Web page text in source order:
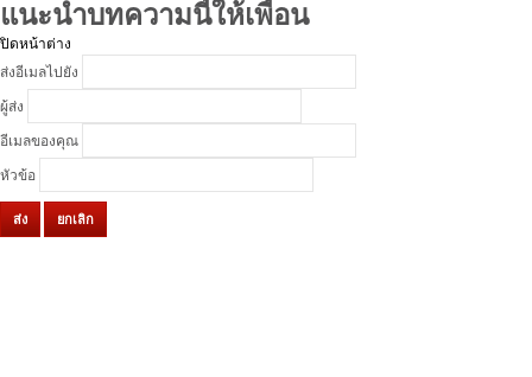
แนะนำบทความนี้ให้เพื่อน
ปิดหน้าต่าง
ส่งอีเมลไปยัง
ผู้ส่ง
อีเมลของคุณ
หัวข้อ
ส่ง ยกเลิก